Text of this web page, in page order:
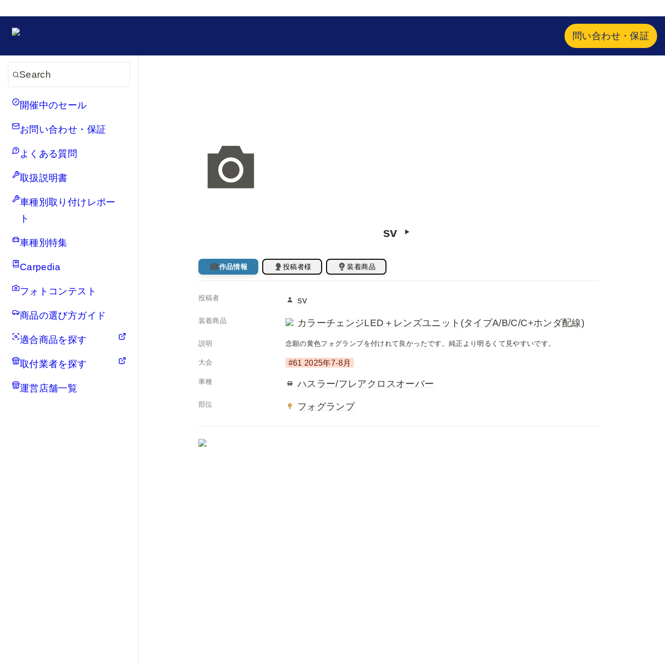
問い合わせ・保証
Search
開催中のセール
お問い合わせ・保証
よくある質問
取扱説明書
車種別取り付けレポー
ト
車種別特集
Carpedia
フォトコンテスト
商品の選び方ガイド
適合商品を探す
取付業者を探す
運営店舗一覧
sv  ‣
作品情報 投稿者様 装着商品
投稿者 sv
装着商品 カラーチェンジLED＋レンズユニット(タイプA/B/C/C+ホンダ配線)
説明 念願の黄色フォグランプを付けれて良かったです。純正より明るくて見やすいです。
大会 #61 2025年7-8月
車種 ハスラー/フレアクロスオーバー
部位 フォグランプ